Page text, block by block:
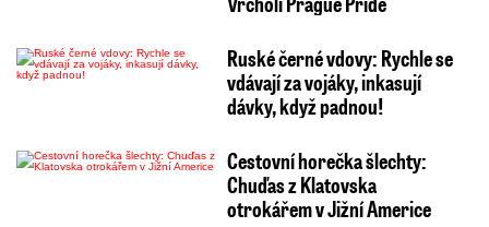
Ruské černé vdovy: Rychle se
vdávají za vojáky, inkasují
dávky, když padnou!
Cestovní horečka šlechty:
Chuďas z Klatovska
otrokářem v Jižní Americe